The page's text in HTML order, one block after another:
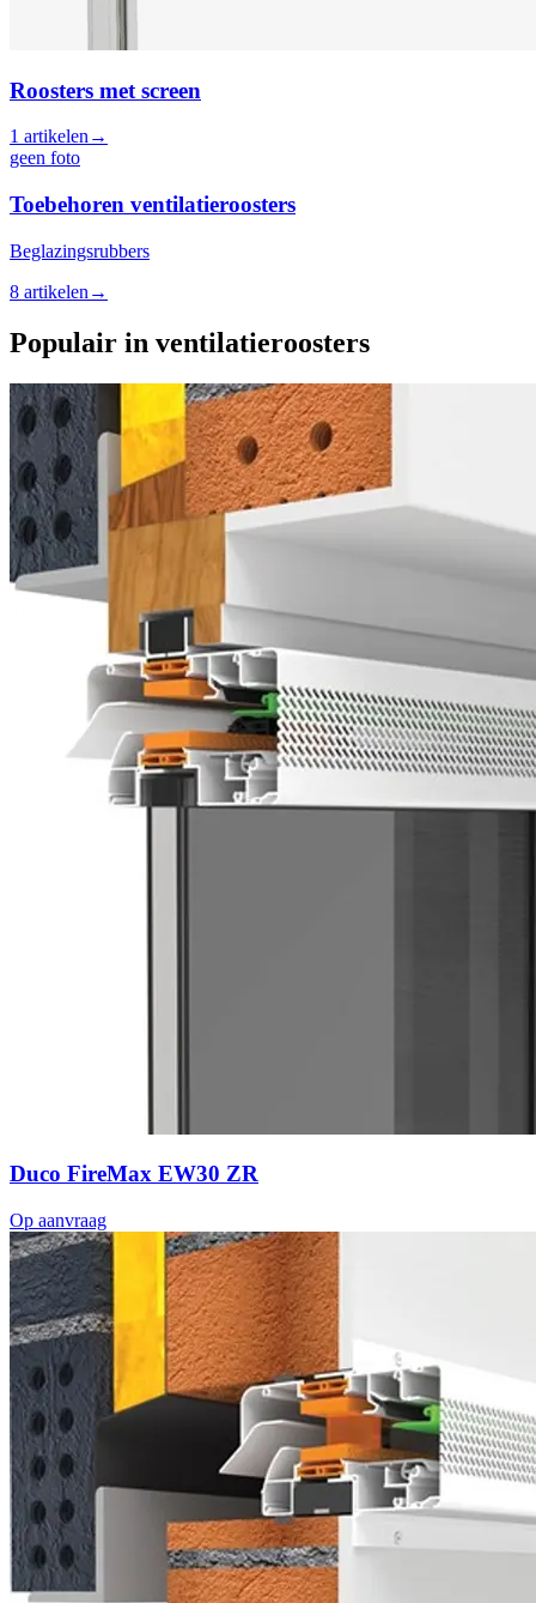
Roosters met screen
1 artikelen →
geen foto
Toebehoren ventilatieroosters
Beglazingsrubbers
8 artikelen →
Populair in ventilatieroosters
Duco FireMax EW30 ZR
Op aanvraag